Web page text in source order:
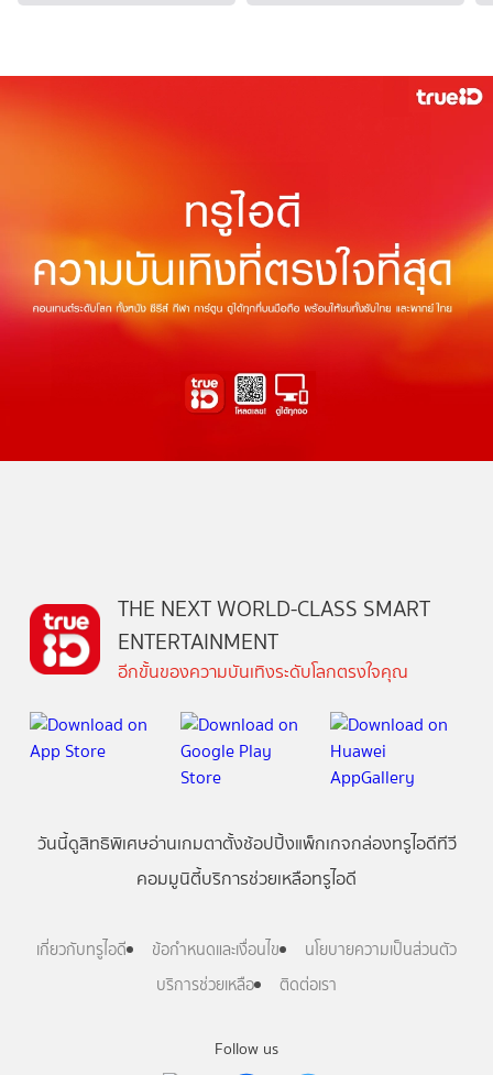
Follow us
THE NEXT WORLD-CLASS SMART
ENTERTAINMENT
อีกขั้นของความบันเทิงระดับโลกตรงใจคุณ
วันนี้ดูสิทธิพิเศษอ่านเกมตาตั้งช้อปปิ้งแพ็กเกจกล่องทรูไอดีทีวี
คอมมูนิตี้บริการช่วยเหลือทรูไอดี
เกี่ยวกับทรูไอดี ข้อกำหนดและเงื่อนไข
นโยบายความเป็นส่วนตัว
บริการช่วยเหลือ
ติดต่อเรา